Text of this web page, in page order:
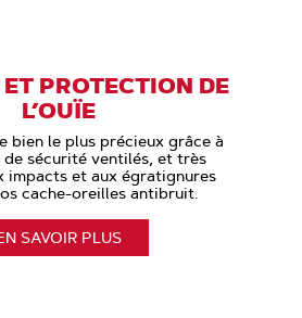
PROTECTION DE
L’OUÏE
bien le plus précieux grâce à
de sécurité ventilés, et très
impacts et aux égratignures
cache-oreilles antibruit.
SAVOIR PLUS